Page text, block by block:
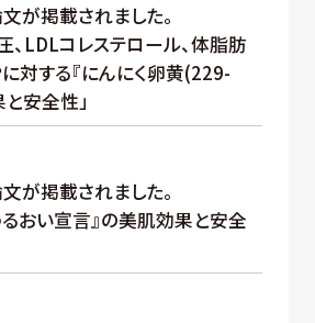
が掲載されました。
、LDLコレステロール、体脂肪
対する『にんにく卵黄(229-
安全性」
が掲載されました。
るおい宣言』の美肌効果と安全